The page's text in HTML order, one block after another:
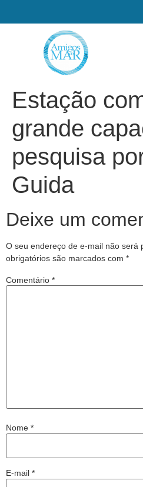
Estação
grande
pesquisa
Guida
Deixe um
O seu endereço de e-mail não será
obrigatórios são marcados com *
Comentário *
Nome *
E-mail *